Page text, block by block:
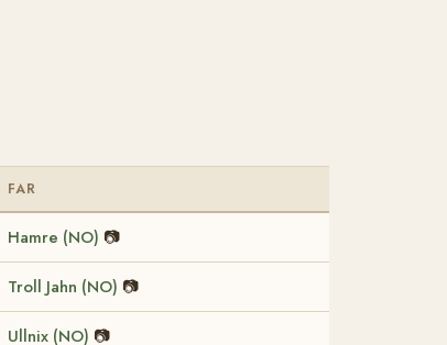
FAR
Hamre (NO) 📷
Troll Jahn (NO) 📷
Ullnix (NO) 📷